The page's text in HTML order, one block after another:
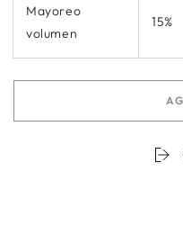
Mayoreo
volumen
15%